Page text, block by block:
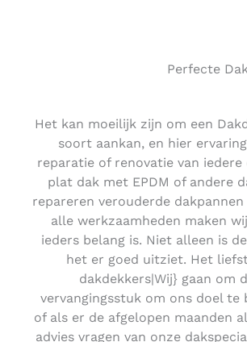
Perfecte
Het kan moeilijk zijn om een
soort aankan, en hier
reparatie of renovatie van
plat dak met EPDM of andere
repareren verouderde
alle werkzaamheden maken
ieders belang is. Niet alleen is
het er goed uitziet. Het
dakdekkers|Wij} gaan om
vervangingsstuk om ons doel
of als er de afgelopen maanden
advies vragen van onze